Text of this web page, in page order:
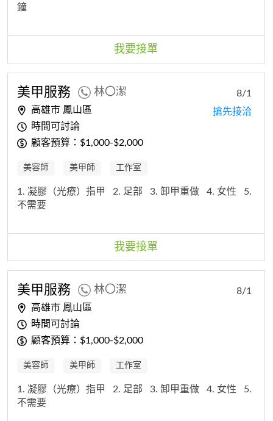
鐘
我要接單
美甲服務 林〇潔
高雄市 鳳山區
時間可討論
顧客預算：$1,000-$2,000
8/1
搶先接洽
美容師 美甲師 工作室
1. 凝膠（光療）指甲 2. 足部 3. 卸甲重做 4. 女性
5.
不需要
我要接單
美甲服務 林〇潔
高雄市 鳳山區
時間可討論
顧客預算：$1,000-$2,000
8/1
美容師 美甲師 工作室
1. 凝膠（光療）指甲 2. 足部 3. 卸甲重做 4. 女性
5.
不需要